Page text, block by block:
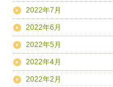
2022年7月
2022年6月
2022年5月
2022年4月
2022年2月